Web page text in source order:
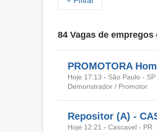
84 Vagas de
PROMOTORA
Hoje 17:13 - São Paulo - SP
Demonstrador / Promotor
Repositor (A) -
Hoje 12:21 - Cascavel - PR